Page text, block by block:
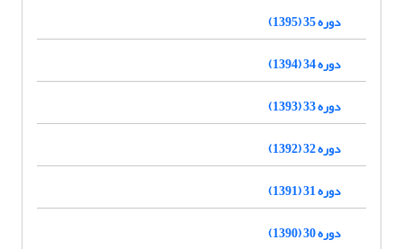
دوره 35 (1395)
دوره 34 (1394)
دوره 33 (1393)
دوره 32 (1392)
دوره 31 (1391)
دوره 30 (1390)